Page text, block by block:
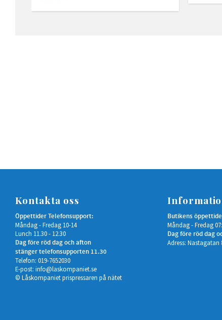
Kontakta oss
Öppettider Telefonsupport:
Måndag - Fredag 10-14
Lunch 11.30 - 12.30
Dag före röd dag och afton
stänger telefonsupporten 11.30
Telefon: 019-7652030
E-post: info@laskompaniet.se
© Låskompaniet prispressaren på nätet
Butikens
Måndag - Fredag
Dag före röd dag
Adress: